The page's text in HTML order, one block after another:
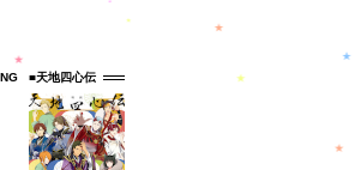
■天地四心伝